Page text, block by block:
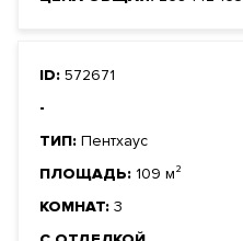
ID: 572671
-
ТИП: Пентхаус
ПЛОЩАДЬ: 109 м²
КОМНАТ: 3